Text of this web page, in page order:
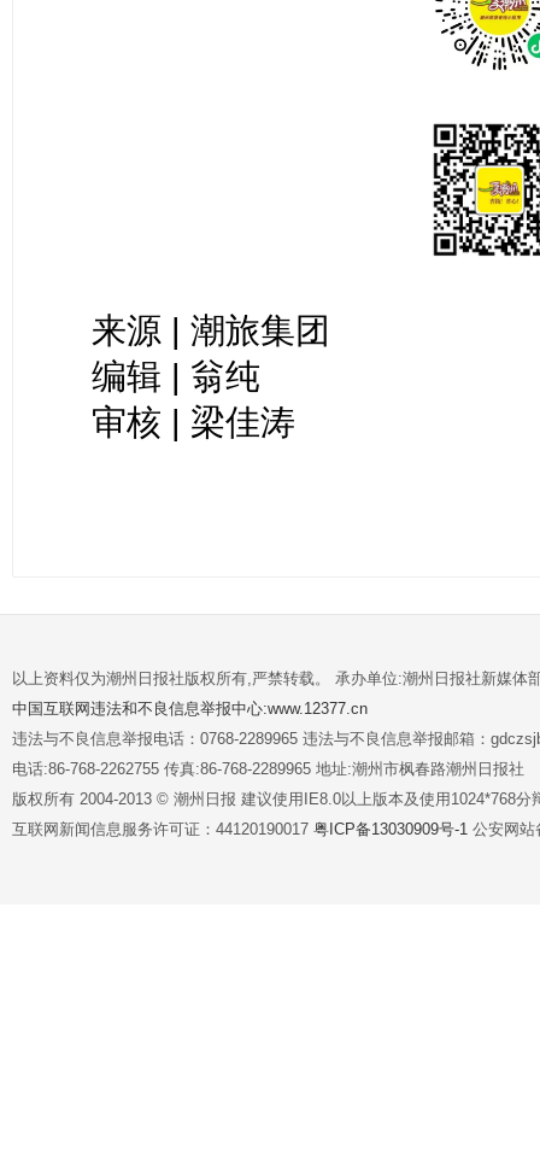
来源 | 潮旅集团
编辑 | 翁纯
审核 | 梁佳涛
以上资料仅为潮州日报社版权所有,严禁转载。 承办单位:潮州日报社新媒体
中国互联网违法和不良信息举报中心:www.12377.cn
违法与不良信息举报电话：0768-2289965 违法与不良信息举报邮箱：
电话:86-768-2262755 传真:86-768-2289965 地址:潮州市枫春路潮州日报社
版权所有 2004-2013 © 潮州日报 建议使用IE8.0以上版本及使用1024*768分
互联网新闻信息服务许可证：44120190017 粤ICP备13030909号-1 公安网站